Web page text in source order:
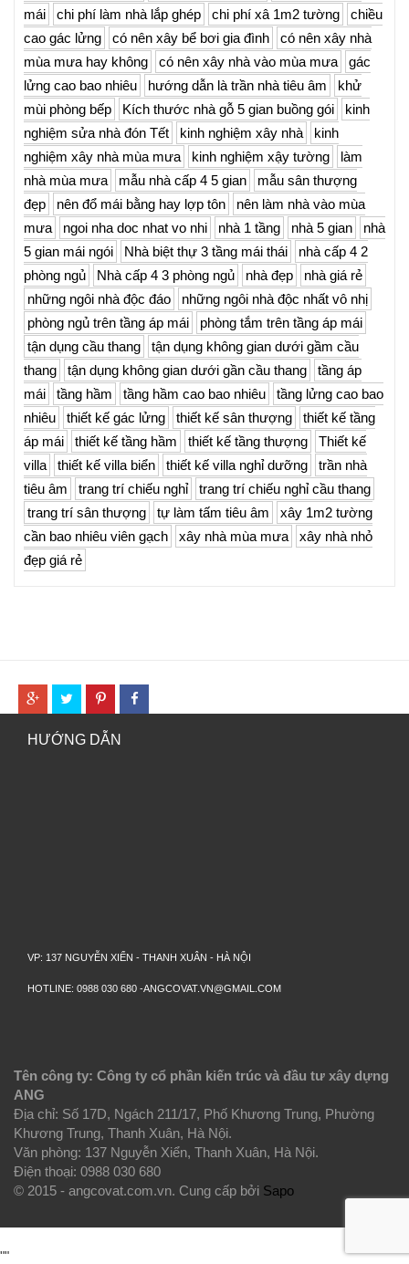
mái
chi phí làm nhà lắp ghép chi phí xâ 1m2 tường
chiều
cao gác lửng
có nên xây bể bơi gia đình
có nên xây nhà
mùa mưa hay không
có nên xây nhà vào mùa mưa
gác
lửng cao bao nhiêu
hướng dẫn là trần nhà tiêu âm
khử
mùi phòng bếp
Kích thước nhà gỗ 5 gian buồng gói
kinh
nghiệm sửa nhà đón Tết
kinh nghiệm xây nhà
kinh
nghiệm xây nhà mùa mưa
kinh nghiệm xậy tường
làm
nhà mùa mưa
mẫu nhà cấp 4 5 gian
mẫu sân thượng
đẹp
nên đổ mái bằng hay lợp tôn
nên làm nhà vào mùa
mưa
ngoi nha doc nhat vo nhi nhà 1 tầng nhà 5 gian
nhà
5 gian mái ngói
Nhà biệt thự 3 tầng mái thái
nhà cấp 4 2
phòng ngủ
Nhà cấp 4 3 phòng ngủ nhà đẹp
nhà giá rẻ
những ngôi nhà độc đáo
những ngôi nhà độc nhất vô nhị
phòng ngủ trên tầng áp mái
phòng tắm trên tầng áp mái
tận dụng cầu thang
tận dụng không gian dưới gầm cầu
thang
tận dụng không gian dưới gần cầu thang
tầng áp
mái
tầng hầm tầng hầm cao bao nhiêu
tầng lửng cao bao
nhiêu
thiết kế gác lửng thiết kế sân thượng
thiết kế tầng
áp mái
thiết kế tầng hầm thiết kế tầng thượng
Thiết kế
villa
thiết kế villa biển thiết kế villa nghỉ dưỡng
trần nhà
tiêu âm
trang trí chiếu nghỉ
trang trí chiếu nghỉ cầu thang
trang trí sân thượng
tự làm tấm tiêu âm
xây 1m2 tường
cần bao nhiêu viên gạch
xây nhà mùa mưa
xây nhà nhỏ
đẹp giá rẻ
HƯỚNG DẪN
VP: 137 NGUYỄN XIỂN - THANH XUÂN - HÀ NỘI
HOTLINE: 0988 030 680 -ANGCOVAT.VN@GMAIL.COM
Tên công ty: Công ty cổ phần kiến trúc và đầu tư xây dựng
ANG
Địa chỉ: Số 17D, Ngách 211/17, Phố Khương Trung, Phường
Khương Trung, Thanh Xuân, Hà Nội.
Văn phòng: 137 Nguyễn Xiển, Thanh Xuân, Hà Nội.
Điện thoại: 0988 030 680
© 2015 - angcovat.com.vn. Cung cấp bởi Sapo
""